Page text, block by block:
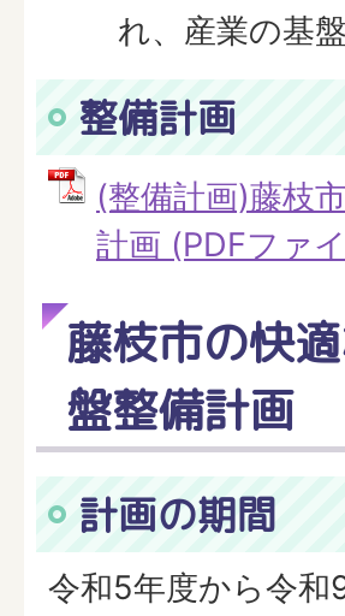
れ、産業の基
整備計画
(整備計画)藤枝
計画 (PDFファ
藤枝市の快
盤整備計画
計画の期間
令和5年度から令和